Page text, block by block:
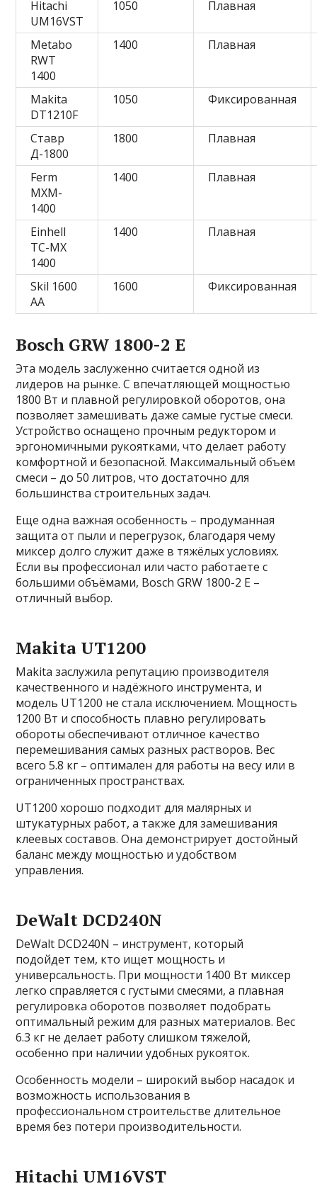
Hitachi
UM16VST
1050 Плавная
Metabo
RWT
1400
1400 Плавная
Makita
DT1210F
1050 Фиксированная
Ставр
Д-1800
1800 Плавная
Ferm
MXM-
1400
1400 Плавная
Einhell
TC-MX
1400
1400 Плавная
Skil 1600
AA
1600 Фиксированная
Bosch GRW 1800-2 E
Эта модель заслуженно считается одной из
лидеров на рынке. С впечатляющей мощностью
1800 Вт и плавной регулировкой оборотов, она
позволяет замешивать даже самые густые смеси.
Устройство оснащено прочным редуктором и
эргономичными рукоятками, что делает работу
комфортной и безопасной. Максимальный объём
смеси – до 50 литров, что достаточно для
большинства строительных задач.
Еще одна важная особенность – продуманная
защита от пыли и перегрузок, благодаря чему
миксер долго служит даже в тяжёлых условиях.
Если вы профессионал или часто работаете с
большими объёмами, Bosch GRW 1800-2 E –
отличный выбор.
Makita UT1200
Makita заслужила репутацию производителя
качественного и надёжного инструмента, и
модель UT1200 не стала исключением. Мощность
1200 Вт и способность плавно регулировать
обороты обеспечивают отличное качество
перемешивания самых разных растворов. Вес
всего 5.8 кг – оптимален для работы на весу или в
ограниченных пространствах.
UT1200 хорошо подходит для малярных и
штукатурных работ, а также для замешивания
клеевых составов. Она демонстрирует достойный
баланс между мощностью и удобством
управления.
DeWalt DCD240N
DeWalt DCD240N – инструмент, который
подойдет тем, кто ищет мощность и
универсальность. При мощности 1400 Вт миксер
легко справляется с густыми смесями, а плавная
регулировка оборотов позволяет подобрать
оптимальный режим для разных материалов. Вес
6.3 кг не делает работу слишком тяжелой,
особенно при наличии удобных рукояток.
Особенность модели – широкий выбор насадок и
возможность использования в
профессиональном строительстве длительное
время без потери производительности.
Hitachi UM16VST